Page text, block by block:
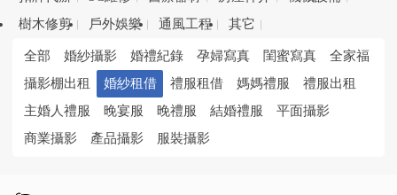
樹木修剪
戶外娛樂 通風工程 其它
全部 婚紗攝影 婚禮紀錄 孕婦寫真 閨蜜寫真
全家福
攝影棚出租
婚紗租借 禮服租借 媽媽禮服
禮服出租
主婚人禮服
晚宴服 晚禮服 結婚禮服
平面攝影
商業攝影
產品攝影 服裝攝影